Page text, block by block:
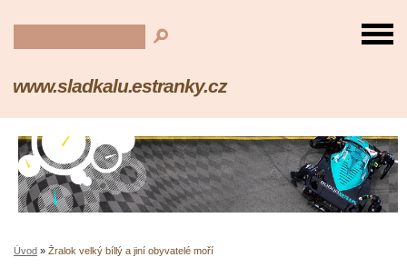
www.sladkalu.estranky.cz
Úvod » Žralok velký bíllý a jiní obyvatelé moří